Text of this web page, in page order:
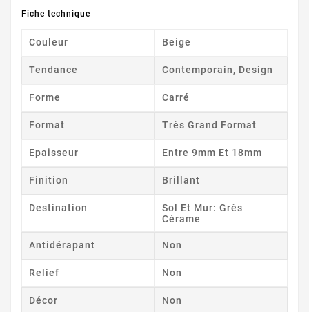
Fiche technique
Couleur Beige
Tendance Contemporain, Design
Forme Carré
Format Très Grand Format
Epaisseur Entre 9mm Et 18mm
Finition Brillant
Destination
Sol Et Mur: Grès
Cérame
Antidérapant Non
Relief Non
Décor Non